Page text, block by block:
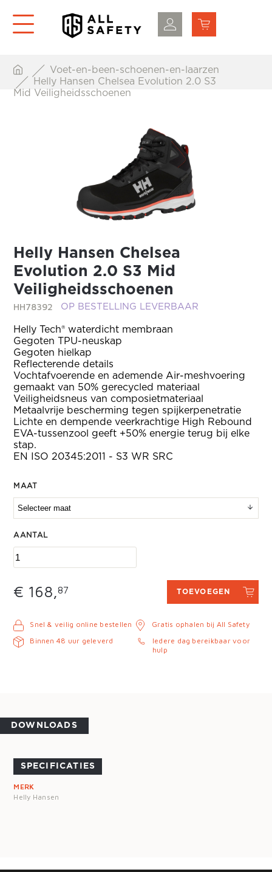
Voet-en-been-schoenen-en-laarzen
Helly Hansen Chelsea Evolution 2.0 S3
Mid Veiligheidsschoenen
Helly Hansen Chelsea
Evolution 2.0 S3 Mid
Veiligheidsschoenen
HH78392 OP BESTELLING LEVERBAAR
Helly Tech® waterdicht membraan
Gegoten TPU-neuskap
Gegoten hielkap
Reflecterende details
Vochtafvoerende en ademende Air-meshvoering
gemaakt van 50% gerecycled materiaal
Veiligheidsneus van composietmateriaal
Metaalvrije bescherming tegen spijkerpenetratie
Lichte en dempende veerkrachtige High Rebound
EVA-tussenzool geeft +50% energie terug bij elke
stap.
EN ISO 20345:2011 - S3 WR SRC
MAAT
AANTAL
€ 168,87 TOEVOEGEN
Snel & veilig online bestellen
Binnen 48 uur geleverd
Gratis ophalen bij All Safety
Iedere dag bereikbaar voor
hulp
DOWNLOADS
SPECIFICATIES
MERK
Helly Hansen